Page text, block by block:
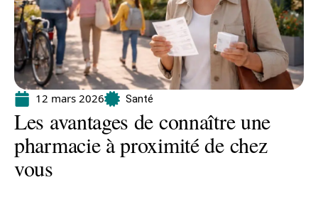
12 mars 2026 Santé
Les avantages de connaître une
pharmacie à proximité de chez
vous